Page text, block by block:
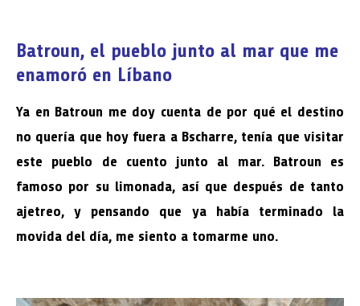
Batroun, el pueblo junto al mar que me
enamoró en Líbano
Ya en Batroun me doy cuenta de por qué el destino
no quería que hoy fuera a Bscharre, tenía que visitar
este pueblo de cuento junto al mar. Batroun es
famoso por su limonada, así que después de tanto
ajetreo, y pensando que ya había terminado la
movida del día, me siento a tomarme uno.